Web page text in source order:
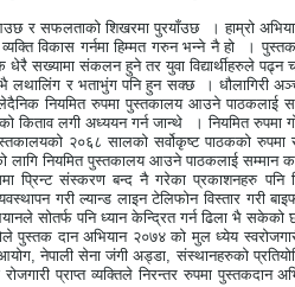
र सफलताको शिखरमा पुरयाँउछ
। हाम्रो
विकास गर्नमा हिम्मत गरुन भन्ने नै हो
।
धेरै सख्यामा संकलन हुने तर युवा विद्यार्थीहरुले
लथालिंग र भताभुंग पनि हुन सक्छ
। धौलागिरी
दैनिक नियमित रुपमा पुस्तकालय आउने पाठकलाई
किताव लगी अध्ययन गर्न जान्थे । नियमित रुपमा
२०६८ सालको सर्वोकृष्ट पाठकको रुपमा
लागि नियमित पुस्तकालय आउने पाठकलाई सम्मान
प्रिन्ट संस्करण बन्द नै गरेका प्रकाशनहरु
गरी ल्यान्ड लाइन टेलिफोन विस्तार गरी
सोतर्फ पनि ध्यान केन्द्रित गर्न ढिला भै सकेको
पुस्तक दान अभियान २०७४ को मुल ध्येय
, नेपाली सेना जंगी अड्डा, संस्थानहरुको
प्राप्त व्यक्तिले निरन्तर रुपमा पुस्तकदान